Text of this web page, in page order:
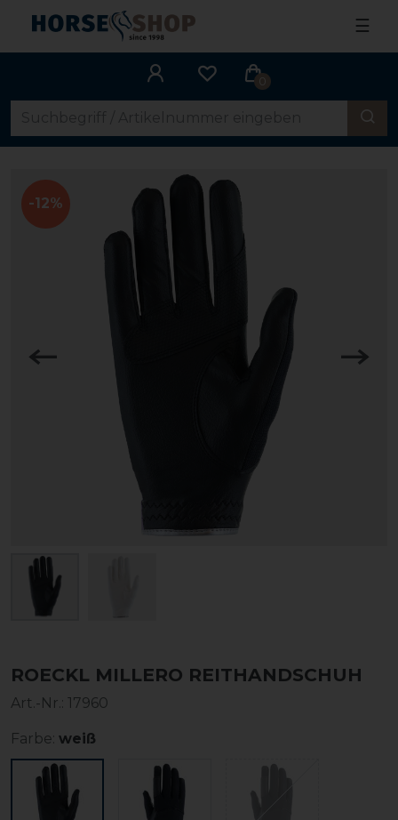
☰
0
-12%
ROECKL MILLERO REITHANDSCHUH
Art.-Nr.: 17960
Farbe: weiß